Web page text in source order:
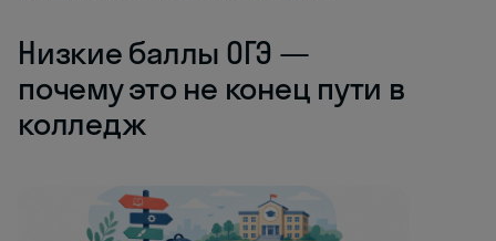
Низкие баллы ОГЭ —
почему это не конец пути в
колледж